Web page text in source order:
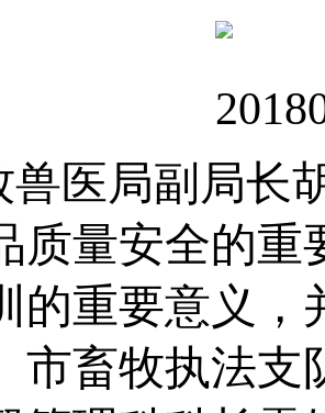
兽医局副局长
质量安全的重
的重要意义，
市畜牧执法